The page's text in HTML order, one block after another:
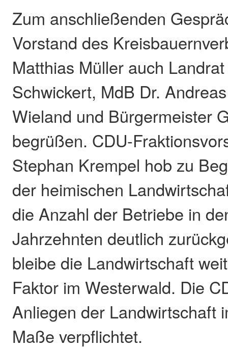
Zum anschließenden
Vorstand des
Matthias Müller auch
Schwickert, MdB Dr.
Wieland und Bürgermeister
begrüßen. CDU-
Stephan Krempel hob zu
der heimischen
die Anzahl der Betriebe in
Jahrzehnten deutlich
bleibe die Landwirtschaft
Faktor im Westerwald. Die
Anliegen der Landwirtschaft
Maße verpflichtet.